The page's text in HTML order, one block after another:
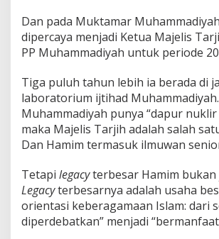
Dan pada Muktamar
dipercaya menjadi Ketua Majelis
PP Muhammadiyah untuk periode
Tiga puluh tahun lebih ia berada di
laboratorium ijtihad
Muhammadiyah punya “dapur
maka Majelis Tarjih adalah salah
Dan Hamim termasuk ilmuwan
Tetapi legacyterbesar Hamim bukan
Legacyterbesarnya adalah usaha
orientasi keberagamaan Islam: dari
diperdebatkan” menjadi